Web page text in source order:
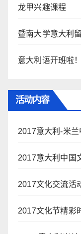
龙甲兴趣课程
暨南大学意大利
意大利语开班啦！
活动内容
2017意大利-米
2017意大利中国
2017文化交流活
2017文化节精彩